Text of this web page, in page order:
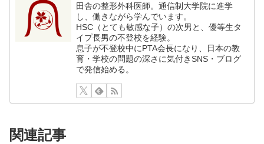
田舎の整形外科医師。通信制大学院に進学
し、働きながら学んでいます。
HSC（とても敏感な子）の次男と、優等生タ
イプ長男の不登校を経験。
息子が不登校中にPTA会長になり、日本の教
育・学校の問題の深さに気付きSNS・ブログ
で発信始める。
関連記事